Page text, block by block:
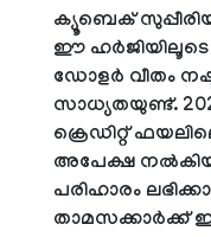
ക്യൂബെക്
ഈ ഹർജിയിലൂടെ
ഡോളർ വീതം
സാധ്യതയുണ്ട്.
ക്രെഡിറ്റ്
അപേക്ഷ
പരിഹാരം
താമസക്കാർക്ക്